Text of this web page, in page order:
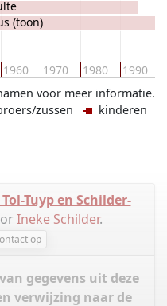
1960 1970 1980 1990
(toon)
voor meer informatie.
zussen kinderen
Tuyp en Schilder-
Ineke Schilder.
op
gegevens uit deze
verwijzing naar de